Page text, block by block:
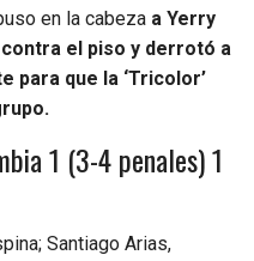
en la cabeza a Yerry
el piso y derrotó a
para que la ‘Tricolor’
1 (3-4 penales) 1
Santiago Arias,